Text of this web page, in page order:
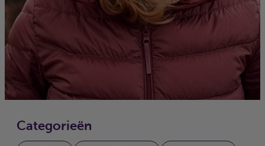
Categorieën